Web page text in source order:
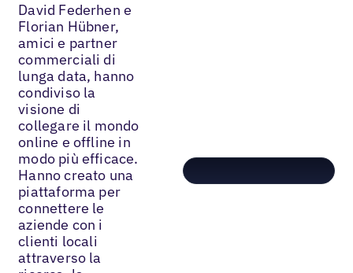
David Federhen e
Florian Hübner,
amici e partner
commerciali di
lunga data, hanno
condiviso la
visione di
collegare il mondo
online e offline in
modo più efficace.
Hanno creato una
piattaforma per
connettere le
aziende con i
clienti locali
attraverso la